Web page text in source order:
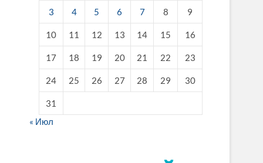
3 4 5 6 7 8 9
10 11 12 13 14 15 16
17 18 19 20 21 22 23
24 25 26 27 28 29 30
31
« Июл